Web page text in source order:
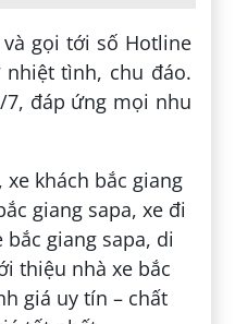
gọi tới số Hotline
tình, chu đáo.
7, đáp ứng mọi nhu